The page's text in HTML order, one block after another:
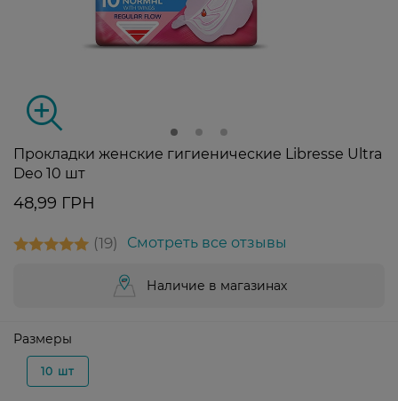
Прокладки женские гигиенические Libresse Ultra
Deo 10 шт
48,99 ГРН
19 Смотреть все отзывы
Наличие в магазинах
Размеры
10 шт